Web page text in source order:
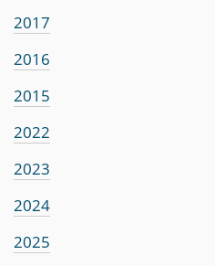
2017
2016
2015
2022
2023
2024
2025